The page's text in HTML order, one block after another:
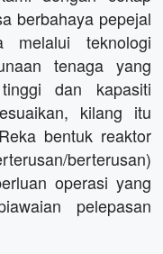
berbahaya pepejal
melalui teknologi
tenaga yang
dan kapasiti
kilang itu
bentuk reaktor
berterusan)
operasi yang
pelepasan